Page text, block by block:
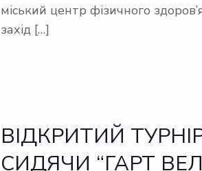
міський центр фізичного
захід […]
ВІДКРИТИЙ
СИДЯЧИ “ГАРТ